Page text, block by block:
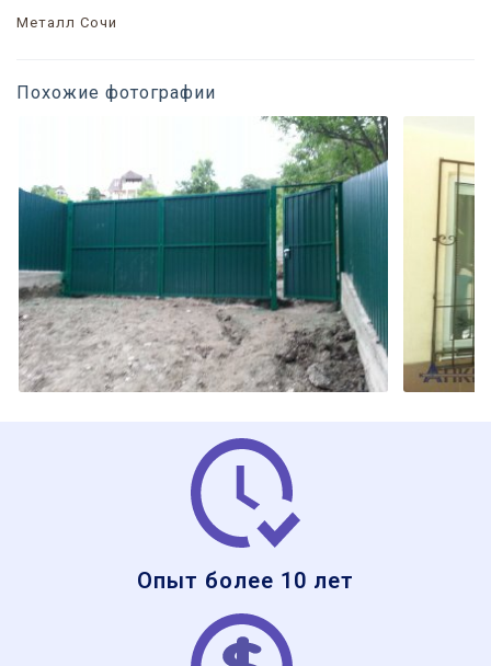
Металл Сочи
Похожие фотографии
Опыт более 10 лет